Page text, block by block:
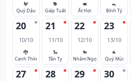
🐓
Quý Dậu
🐕
Giáp Tuất
🐖
Ất Hợi
🐀
Bính Tý
20
10/10
🐉
Canh Thìn
21
11/10
🐍
Tân Tỵ
22
12/10
🐎
Nhâm Ngọ
23
13/10
🐐
Quý Mùi
27 28 29 30